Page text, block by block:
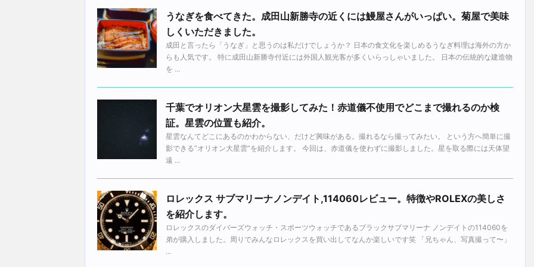
うなぎを食べてきた。成田山新勝寺の近くには鰻屋さんがいっぱい。菊屋で美味
しくいただきました。
成田と言ったら「うなぎ」と思うのは私だけでしょうか？ 日本の食文化を楽しめるうなぎ料理は海外の方か
らも人気です。 特に成田山新勝寺付近には外国人観光客が多くいらっしゃいました。 日本の伝統的な建造物
を ...
千葉でオリオン大星雲を撮影してみた！赤道儀不使用でどこまで撮れるのか検
証。星雲の位置も紹介。
星雲なんてどこにあるのかわからない、だけど興味がある。撮れるなら撮ってみたい。 という方へ簡単に撮
影できる”オリオン大星雲”を紹介します。 今回は、赤道儀を使わずに撮影しました。星を取る際には天体望
遠 ...
ロレックス サブマリーナノンデイト,114060レビュー。特徴やROLEXの美しさ
を紹介します。
ロレックスのダイバーズウォッチ・スポーツウォッチであるブラックサブマリーナ ノンデイトの114060を
弟が購入しました。周りでみんなロレックスを買い出してなんか楽しいです笑 「兄ちゃん、写真撮って〜」
...